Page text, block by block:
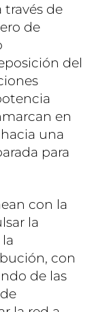
través de
de
del
en
una
para
con la
la
con
de las